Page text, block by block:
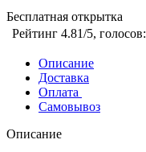
Бесплатная открытка
Рейтинг 4.81/5, голосов:
Описание
Доставка
Оплата
Самовывоз
Описание